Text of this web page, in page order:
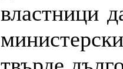
властници